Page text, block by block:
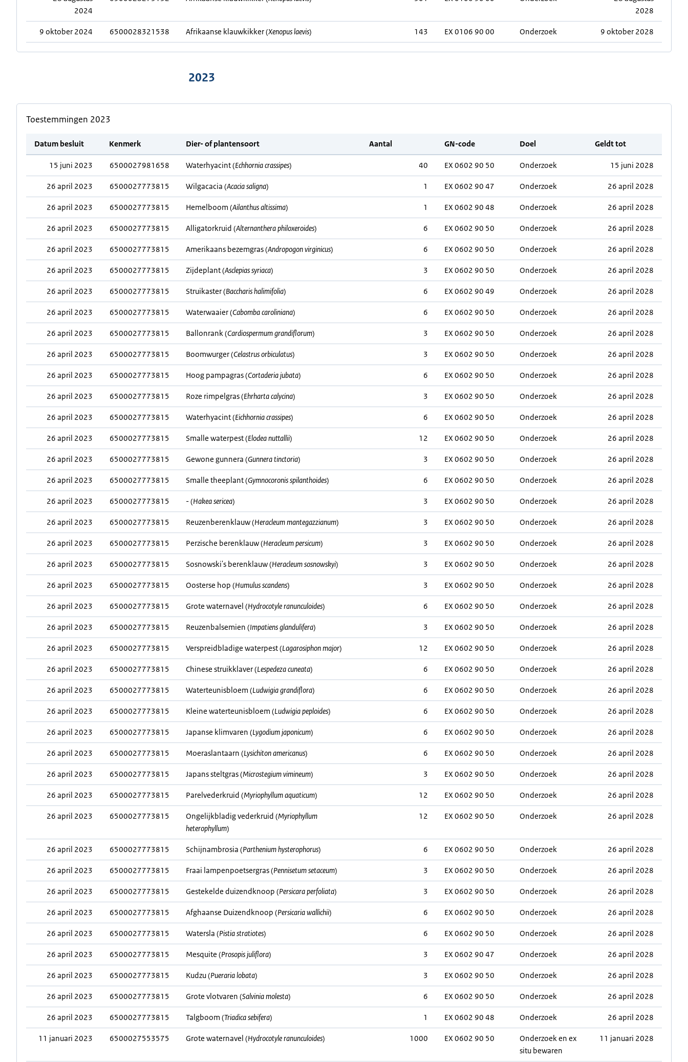
2024
2028
9 oktober 2024 6500028321538 Afrikaanse klauwkikker (Xenopus laevis) 143 EX 0106 90 00 Onderzoek 9 oktober 2028
2023
Toestemmingen 2023
Datum besluit Kenmerk Dier- of plantensoort Aantal GN-code Doel Geldt tot
15 juni 2023 6500027981658 Waterhyacint (Echhornia crassipes) 40 EX 0602 90 50 Onderzoek 15 juni 2028
26 april 2023 6500027773815 Wilgacacia (Acacia saligna) 1 EX 0602 90 47 Onderzoek 26 april 2028
26 april 2023 6500027773815 Hemelboom (Ailanthus altissima) 1 EX 0602 90 48 Onderzoek 26 april 2028
26 april 2023 6500027773815 Alligatorkruid (Alternanthera philoxeroides) 6 EX 0602 90 50 Onderzoek 26 april 2028
26 april 2023 6500027773815 Amerikaans bezemgras (Andropogon virginicus) 6 EX 0602 90 50 Onderzoek 26 april 2028
26 april 2023 6500027773815 Zijdeplant (Asclepias syriaca) 3 EX 0602 90 50 Onderzoek 26 april 2028
26 april 2023 6500027773815 Struikaster (Baccharis halimifolia) 6 EX 0602 90 49 Onderzoek 26 april 2028
26 april 2023 6500027773815 Waterwaaier (Cabomba caroliniana) 6 EX 0602 90 50 Onderzoek 26 april 2028
26 april 2023 6500027773815 Ballonrank (Cardiospermum grandiflorum) 3 EX 0602 90 50 Onderzoek 26 april 2028
26 april 2023 6500027773815 Boomwurger (Celastrus orbiculatus) 3 EX 0602 90 50 Onderzoek 26 april 2028
26 april 2023 6500027773815 Hoog pampagras (Cortaderia jubata) 6 EX 0602 90 50 Onderzoek 26 april 2028
26 april 2023 6500027773815 Roze rimpelgras (Ehrharta calycina) 3 EX 0602 90 50 Onderzoek 26 april 2028
26 april 2023 6500027773815 Waterhyacint (Eichhornia crassipes) 6 EX 0602 90 50 Onderzoek 26 april 2028
26 april 2023 6500027773815 Smalle waterpest (Elodea nuttallii) 12 EX 0602 90 50 Onderzoek 26 april 2028
26 april 2023 6500027773815 Gewone gunnera (Gunnera tinctoria) 3 EX 0602 90 50 Onderzoek 26 april 2028
26 april 2023 6500027773815 Smalle theeplant (Gymnocoronis spilanthoides) 6 EX 0602 90 50 Onderzoek 26 april 2028
26 april 2023 6500027773815 - (Hakea sericea) 3 EX 0602 90 50 Onderzoek 26 april 2028
26 april 2023 6500027773815 Reuzenberenklauw (Heracleum mantegazzianum) 3 EX 0602 90 50 Onderzoek 26 april 2028
26 april 2023 6500027773815 Perzische berenklauw (Heracleum persicum) 3 EX 0602 90 50 Onderzoek 26 april 2028
26 april 2023 6500027773815 Sosnowski's berenklauw (Heracleum sosnowskyi) 3 EX 0602 90 50 Onderzoek 26 april 2028
26 april 2023 6500027773815 Oosterse hop (Humulus scandens) 3 EX 0602 90 50 Onderzoek 26 april 2028
26 april 2023 6500027773815 Grote waternavel (Hydrocotyle ranunculoides) 6 EX 0602 90 50 Onderzoek 26 april 2028
26 april 2023 6500027773815 Reuzenbalsemien (Impatiens glandulifera) 3 EX 0602 90 50 Onderzoek 26 april 2028
26 april 2023 6500027773815 Verspreidbladige waterpest (Lagarosiphon major) 12 EX 0602 90 50 Onderzoek 26 april 2028
26 april 2023 6500027773815 Chinese struikklaver (Lespedeza cuneata) 6 EX 0602 90 50 Onderzoek 26 april 2028
26 april 2023 6500027773815 Waterteunisbloem (Ludwigia grandiflora) 6 EX 0602 90 50 Onderzoek 26 april 2028
26 april 2023 6500027773815 Kleine waterteunisbloem (Ludwigia peploides) 6 EX 0602 90 50 Onderzoek 26 april 2028
26 april 2023 6500027773815 Japanse klimvaren (Lygodium japonicum) 6 EX 0602 90 50 Onderzoek 26 april 2028
26 april 2023 6500027773815 Moeraslantaarn (Lysichiton americanus) 6 EX 0602 90 50 Onderzoek 26 april 2028
26 april 2023 6500027773815 Japans steltgras (Microstegium vimineum) 3 EX 0602 90 50 Onderzoek 26 april 2028
26 april 2023 6500027773815 Parelvederkruid (Myriophyllum aquaticum) 12 EX 0602 90 50 Onderzoek 26 april 2028
26 april 2023 6500027773815 Ongelijkbladig vederkruid (Myriophyllum
heterophyllum)
12 EX 0602 90 50 Onderzoek 26 april 2028
26 april 2023 6500027773815 Schijnambrosia (Parthenium hysterophorus) 6 EX 0602 90 50 Onderzoek 26 april 2028
26 april 2023 6500027773815 Fraai lampenpoetsergras (Pennisetum setaceum) 3 EX 0602 90 50 Onderzoek 26 april 2028
26 april 2023 6500027773815 Gestekelde duizendknoop (Persicara perfoliata) 3 EX 0602 90 50 Onderzoek 26 april 2028
26 april 2023 6500027773815 Afghaanse Duizendknoop (Persicaria wallichii) 6 EX 0602 90 50 Onderzoek 26 april 2028
26 april 2023 6500027773815 Watersla (Pistia stratiotes) 6 EX 0602 90 50 Onderzoek 26 april 2028
26 april 2023 6500027773815 Mesquite (Prosopis juliflora) 3 EX 0602 90 47 Onderzoek 26 april 2028
26 april 2023 6500027773815 Kudzu (Pueraria lobata) 3 EX 0602 90 50 Onderzoek 26 april 2028
26 april 2023 6500027773815 Grote vlotvaren (Salvinia molesta) 6 EX 0602 90 50 Onderzoek 26 april 2028
26 april 2023 6500027773815 Talgboom (Triadica sebifera) 1 EX 0602 90 48 Onderzoek 26 april 2028
11 januari 2023 6500027553575 Grote waternavel (Hydrocotyle ranunculoides) 1000 EX 0602 90 50
Onderzoek en ex
situ bewaren
11 januari 2028